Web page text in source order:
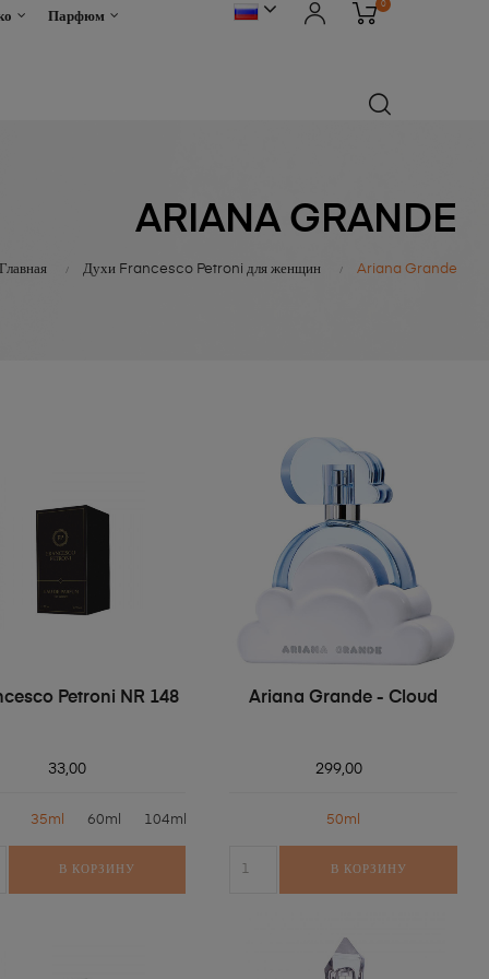
Парфюм
0
ARIANA GRANDE
Главная Духи Francesco Petroni для женщин Ariana Grande
Petroni NR 148
33,00
35ml 60ml 104ml
В КОРЗИНУ
Ariana Grande - Cloud
299,00
50ml
В КОРЗИНУ